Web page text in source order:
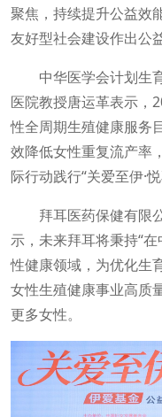
聚焦，持续提升公益效
友好型社会建设作出公
中华医学会计划生
医院教授唐运革表示，
性全周期生殖健康服务
效降低女性重复流产率
际行动践行“关爱至伊·
拜耳医药保健有限
示，未来拜耳将秉持“
性健康领域，为优化生
女性生殖健康事业高质
更多女性。